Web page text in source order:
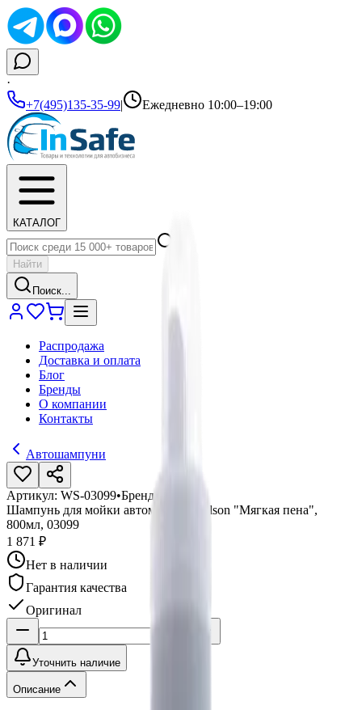
·
+7(495)135-35-99| Ежедневно 10:00–19:00
КАТАЛОГ
Найти
Поиск...
Распродажа
Доставка и оплата
Блог
Бренды
О компании
Контакты
Автошампуни
Артикул: WS-03099•Бренд:
Шампунь для мойки автомобиля Willson "Мягкая пена",
800мл, 03099
1 871 ₽
Нет в наличии
Гарантия качества
Оригинал
Уточнить наличие
Описание